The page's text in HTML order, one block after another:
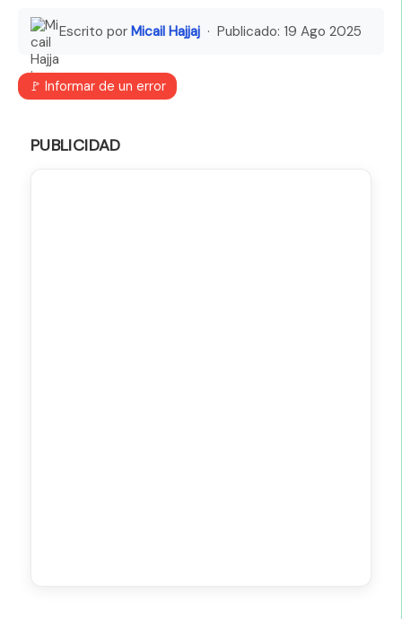
Escrito por Micail Hajjaj · Publicado: 19 Ago 2025
🚩 Informar de un error
PUBLICIDAD